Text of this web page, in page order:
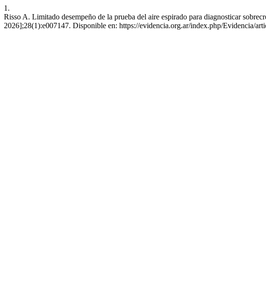
1.
Risso A. Limitado desempeño de la prueba del aire espirado para diagnosticar
2026];28(1):e007147. Disponible en: https://evidencia.org.ar/index.php/Evidencia/